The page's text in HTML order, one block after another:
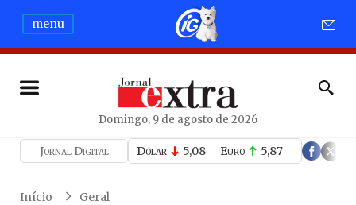
menu
Domingo, 9 de agosto de 2026
Jornal Digital Dólar 5,08 Euro 5,87
Início Geral